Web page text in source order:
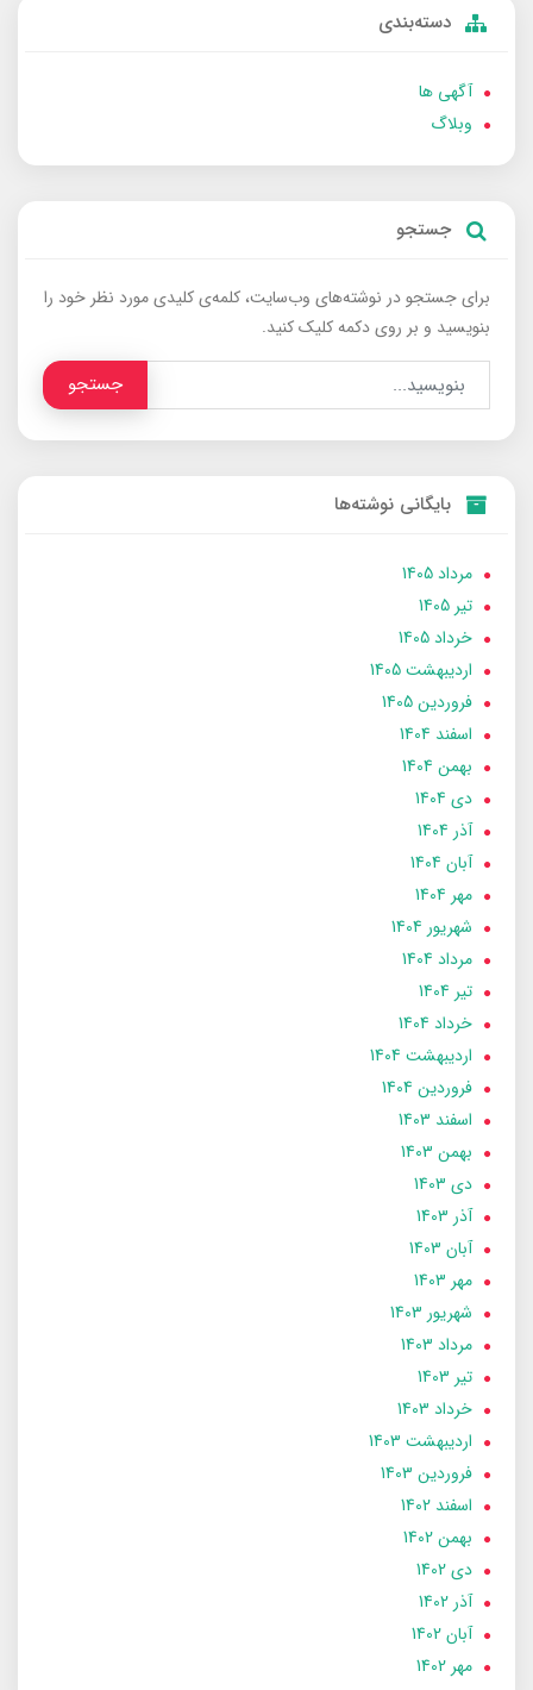
دسته‌بندی
آگهی ها
وبلاگ
جستجو
برای جستجو در نوشته‌های وب‌سایت، کلمه‌ی کلیدی مورد نظر خود را
بنویسید و بر روی دکمه کلیک کنید.
جستجو
بایگانی نوشته‌ها
مرداد 1405
تير 1405
خرداد 1405
ارديبهشت 1405
فروردین 1405
اسفند 1404
بهمن 1404
دی 1404
آذر 1404
آبان 1404
مهر 1404
شهریور 1404
مرداد 1404
تير 1404
خرداد 1404
ارديبهشت 1404
فروردین 1404
اسفند 1403
بهمن 1403
دی 1403
آذر 1403
آبان 1403
مهر 1403
شهریور 1403
مرداد 1403
تير 1403
خرداد 1403
ارديبهشت 1403
فروردین 1403
اسفند 1402
بهمن 1402
دی 1402
آذر 1402
آبان 1402
مهر 1402